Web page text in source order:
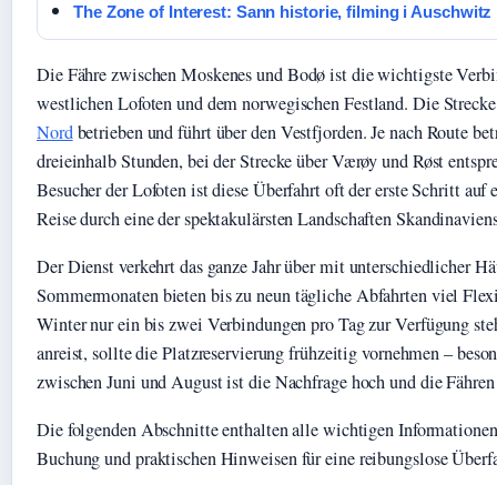
The Zone of Interest: Sann historie, filming i Auschwitz
Die Fähre zwischen Moskenes und Bodø ist die wichtigste
westlichen Lofoten und dem norwegischen Festland. Die
Nordbetrieben und führt über den Vestfjorden. Je nach Route
dreieinhalb Stunden, bei der Strecke über Værøy und Røst
Besucher der Lofoten ist diese Überfahrt oft der erste Schritt auf
Reise durch eine der spektakulärsten Landschaften
Der Dienst verkehrt das ganze Jahr über mit unterschiedlicher
Sommermonaten bieten bis zu neun tägliche Abfahrten viel
Winter nur ein bis zwei Verbindungen pro Tag zur Verfügung
anreist, sollte die Platzreservierung frühzeitig vornehmen –
zwischen Juni und August ist die Nachfrage hoch und die
Die folgenden Abschnitte enthalten alle wichtigen
Buchung und praktischen Hinweisen für eine reibungslose